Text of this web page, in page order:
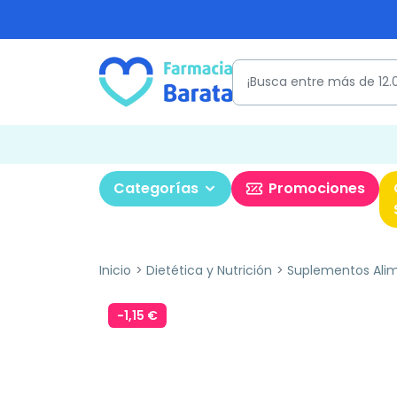
Categorías Promociones
Inicio Dietética y Nutrición Suplementos
-1,15 €